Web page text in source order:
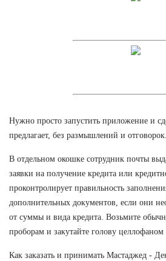
Нужно просто запустить приложение и
предлагает, без размышлений и отговорок.
В отдельном окошке сотрудник почты
заявки на получение кредита или
проконтролирует правильность
дополнительных документов, если они
от суммы и вида кредита. Возьмите
проборам и закутайте голову
Как заказать и принимать Мастаджед -